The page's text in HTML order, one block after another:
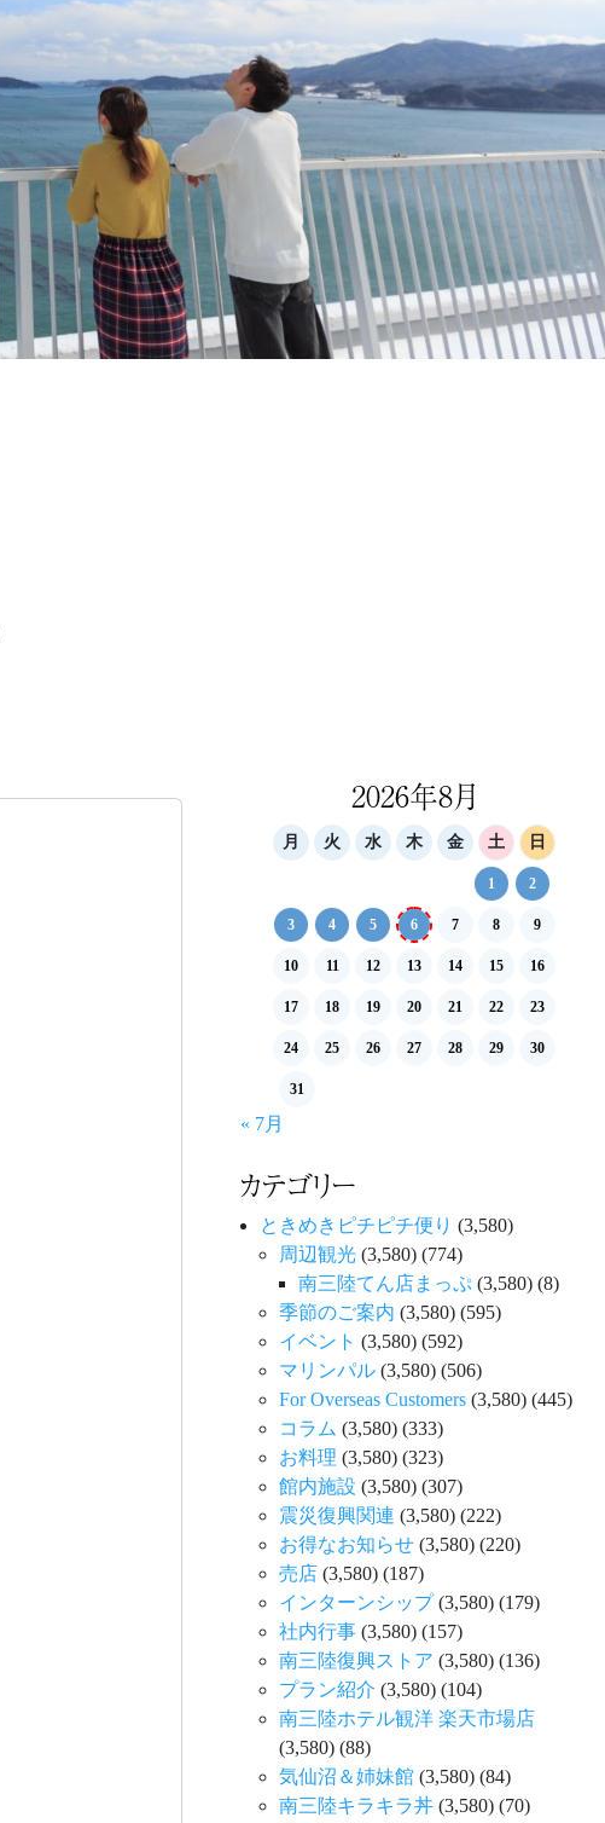
2026年8月
月 火 水 木 金 土 日
1 2
3 4 5 6 7 8 9
10 11 12 13 14 15 16
17 18 19 20 21 22 23
24 25 26 27 28 29 30
31
« 7月
カテゴリー
ときめきピチピチ便り (3,580)
周辺観光 (3,580) (774)
南三陸てん店まっぷ (3,580) (8)
季節のご案内 (3,580) (595)
イベント (3,580) (592)
マリンパル (3,580) (506)
For Overseas Customers (3,580) (445)
コラム (3,580) (333)
お料理 (3,580) (323)
館内施設 (3,580) (307)
震災復興関連 (3,580) (222)
お得なお知らせ (3,580) (220)
売店 (3,580) (187)
インターンシップ(3,580) (179)
社内行事 (3,580) (157)
南三陸復興ストア (3,580) (136)
プラン紹介 (3,580) (104)
南三陸ホテル観洋 楽天市場店
(3,580) (88)
気仙沼＆姉妹館 (3,580) (84)
南三陸キラキラ丼 (3,580) (70)